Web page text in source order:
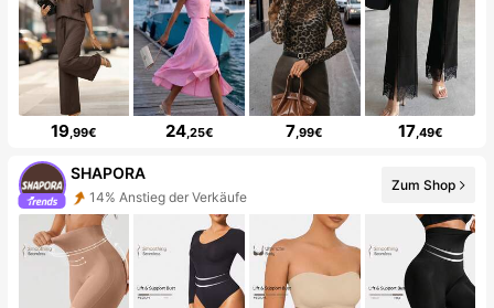
19,99€ 24,25€ 7,99€ 17,49€
SHAPORA
14% Anstieg der Verkäufe
Zum Shop